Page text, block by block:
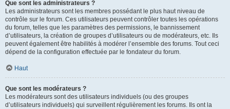
Que sont les administrateurs ?
Les administrateurs sont les membres possédant le plus haut niveau de
contrôle sur le forum. Ces utilisateurs peuvent contrôler toutes les opérations
du forum, telles que les paramètres des permissions, le bannissement
d’utilisateurs, la création de groupes d’utilisateurs ou de modérateurs, etc. Ils
peuvent également être habilités à modérer l’ensemble des forums. Tout ceci
dépend de la configuration effectuée par le fondateur du forum.
Haut
Que sont les modérateurs ?
Les modérateurs sont des utilisateurs individuels (ou des groupes
d’utilisateurs individuels) qui surveillent régulièrement les forums. Ils ont la